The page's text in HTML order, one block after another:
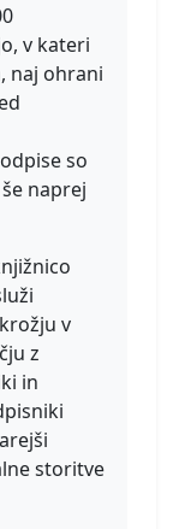
v kateri
naj ohrani
so
naprej
v
z
in
storitve